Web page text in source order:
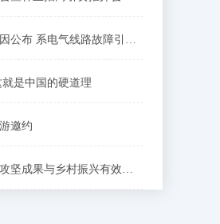
贵州方舟戏台火灾原因公布 系电气线路故障引燃周围可燃物
是中国的硬道理
邀约
贵州：巩固拓展脱贫攻坚成果与乡村振兴有效衔接